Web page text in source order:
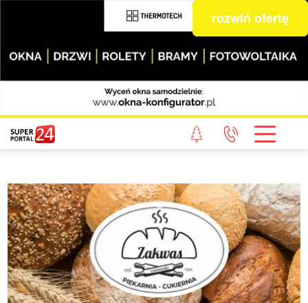
rozwiń ofertę